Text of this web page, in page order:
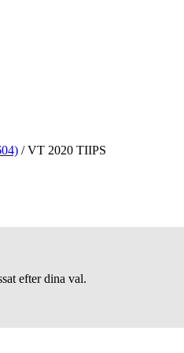
/VT 2020 TIIPS
efter dina val.